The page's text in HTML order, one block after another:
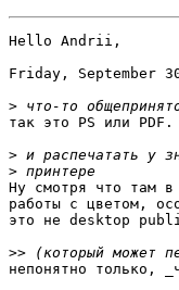
Hello Andrii,
Friday, September
>
так это PS или PDF.
>
>
Ну смотря что там
работы с цветом,
это не desktop
>>
непонятно только,